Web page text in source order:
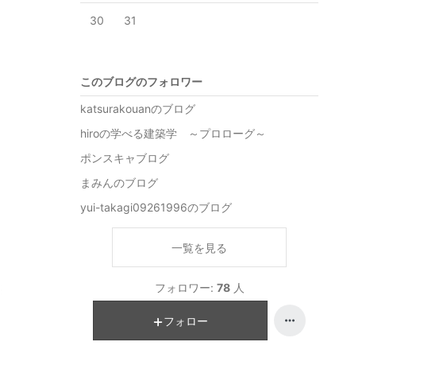
30 31
このブログのフォロワー
katsurakouanのブログ
hiroの学べる建築学 ～プロローグ～
ポンスキャブログ
まみんのブログ
yui-takagi09261996のブログ
一覧を見る
フォロワー: 78 人
フォロー